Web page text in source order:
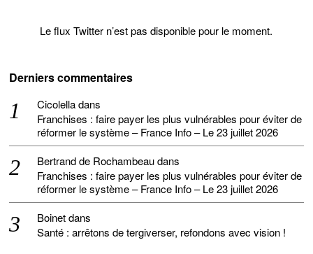
Le flux Twitter n’est pas disponible pour le moment.
Derniers commentaires
Cicolelladans
Franchises : faire payer les plus vulnérables pour éviter de
réformer le système – France Info – Le 23 juillet 2026
Bertrand de Rochambeaudans
Franchises : faire payer les plus vulnérables pour éviter de
réformer le système – France Info – Le 23 juillet 2026
Boinetdans
Santé : arrêtons de tergiverser, refondons avec vision !